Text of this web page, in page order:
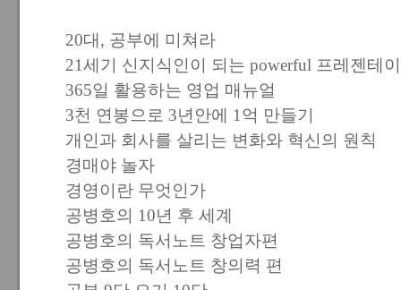
20대, 공부에 미쳐라
21세기 신지식인이 되는 powerful 프레젠테
365일 활용하는 영업 매뉴얼
3천 연봉으로 3년안에 1억 만들기
개인과 회사를 살리는 변화와 혁신의 원칙
경매야 놀자
경영이란 무엇인가
공병호의 10년 후 세계
공병호의 독서노트 창업자편
공병호의 독서노트 창의력 편